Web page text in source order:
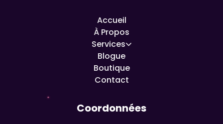
Accueil
À Propos
Services
Blogue
Boutique
Contact
Coordonnées